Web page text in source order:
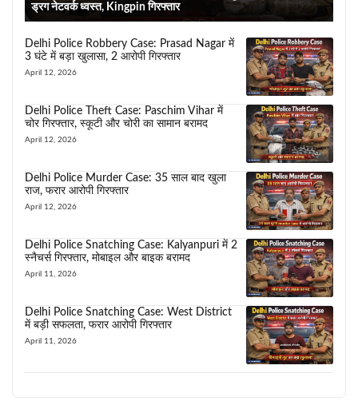
ड्रग नेटवर्क ध्वस्त, Kingpin गिरफ्तार
Delhi Police Robbery Case: Prasad Nagar में
3 घंटे में बड़ा खुलासा, 2 आरोपी गिरफ्तार
April 12, 2026
Delhi Police Theft Case: Paschim Vihar में
चोर गिरफ्तार, स्कूटी और चोरी का सामान बरामद
April 12, 2026
Delhi Police Murder Case: 35 साल बाद खुला
राज, फरार आरोपी गिरफ्तार
April 12, 2026
Delhi Police Snatching Case: Kalyanpuri में 2
स्नैचर्स गिरफ्तार, मोबाइल और बाइक बरामद
April 11, 2026
Delhi Police Snatching Case: West District
में बड़ी सफलता, फरार आरोपी गिरफ्तार
April 11, 2026